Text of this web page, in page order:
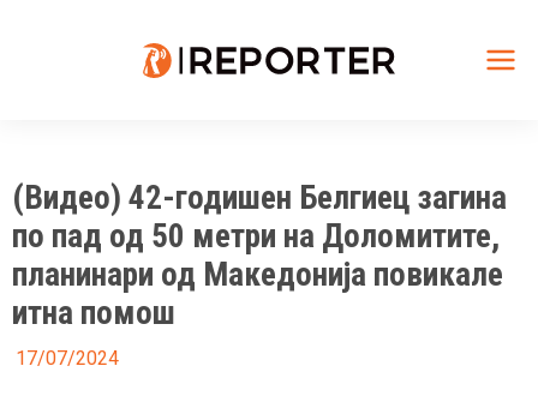
(Видео) 42-годишен Белгиец загина
по пад од 50 метри на Доломитите,
планинари од Македонија повикале
итна помош
17/07/2024